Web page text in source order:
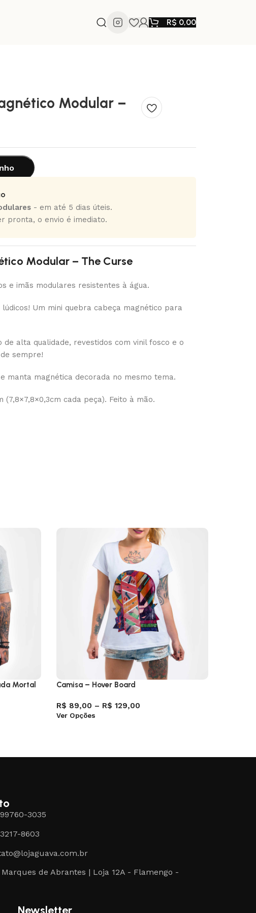
R$ 0,00
Modular –
- em até 5 dias úteis.
pronta, o envio é imediato.
Modular – The Curse
e imãs modulares resistentes à água.
lúdicos! Um mini quebra cabeça magnético para
de alta qualidade, revestidos com vinil fosco e o
sempre!
manta magnética decorada no mesmo tema.
(7,8×7,8×0,3cm cada peça). Feito à mão.
Mortal Camisa – Hover Board
R$ 89,00 – R$ 129,00
Ver Opções
3035
8603
Marques de Abrantes | Loja 12A - Flamengo -
Newsletter